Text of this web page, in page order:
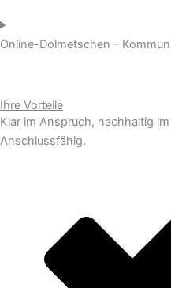
Online-Dolmetschen –
Ihre Vorteile
Klar im Anspruch, nachhaltig
Anschlussfähig.